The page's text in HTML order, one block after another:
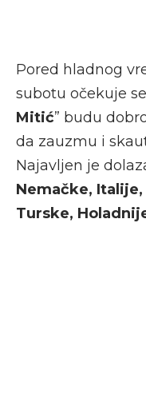
Pored hladnog
subotu očekuje
Mitić” budu
da zauzmu i
Najavljen je
Nemačke,
Turske,